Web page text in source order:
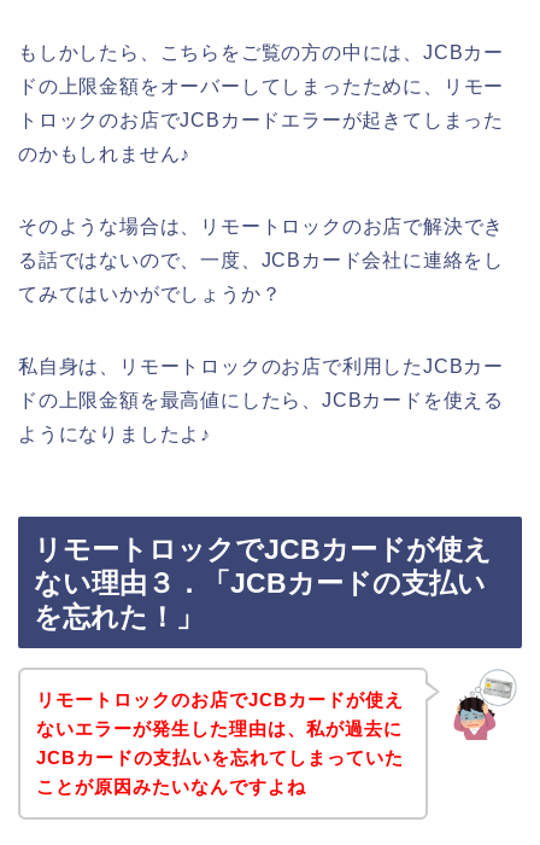
もしかしたら、こちらをご覧の方の中には、JCBカー
ドの上限金額をオーバーしてしまったために、リモー
トロックのお店でJCBカードエラーが起きてしまった
のかもしれません♪
そのような場合は、リモートロックのお店で解決でき
る話ではないので、一度、JCBカード会社に連絡をし
てみてはいかがでしょうか？
私自身は、リモートロックのお店で利用したJCBカー
ドの上限金額を最高値にしたら、JCBカードを使える
ようになりましたよ♪
リモートロックでJCBカードが使え
ない理由３．「JCBカードの支払い
を忘れた！」
リモートロックのお店でJCBカードが使え
ないエラーが発生した理由は、私が過去に
JCBカードの支払いを忘れてしまっていた
ことが原因みたいなんですよね